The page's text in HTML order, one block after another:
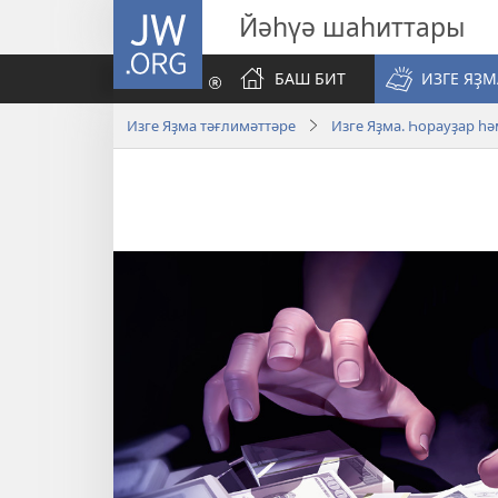
JW.ORG Йәһүә шаһиттары
БАШ БИТ
ИЗГЕ
Изге Яҙма тәғлимәттәре Изге Яҙма. Һорауҙар